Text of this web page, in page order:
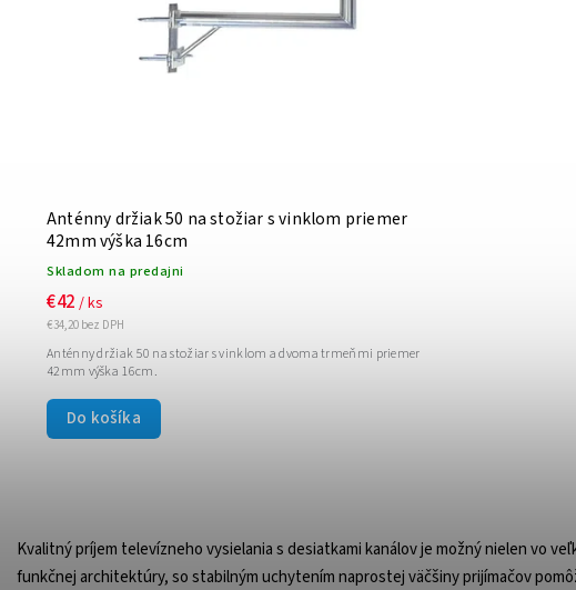
Anténny držiak 50 na stožiar s vinklom priemer
42mm výška 16cm
Skladom na predajni
€34,20 bez DPH
€42 / ks
Do košíka
Anténny držiak 50 na stožiar s vinklom a dvoma trmeňmi priemer
42mm výška 16cm.
Kvalitný príjem televízneho vysielania s desiatkami kanálov je možný nielen vo
funkčnej architektúry, so stabilným uchytením naprostej väčšiny prijímačov